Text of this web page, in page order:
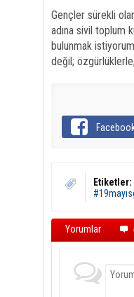
Gençler sürekli
adına sivil toplum
bulunmak
değil;
Etiketler:
Yorumlar